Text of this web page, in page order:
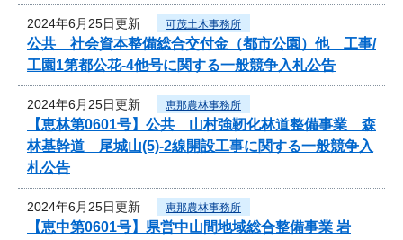
2024年6月25日更新 可茂土木事務所
公共 社会資本整備総合交付金（都市公園）他 工事/
工園1第都公花-4他号に関する一般競争入札公告
2024年6月25日更新 恵那農林事務所
【恵林第0601号】公共 山村強靭化林道整備事業 森
林基幹道 尾城山(5)-2線開設工事に関する一般競争入
札公告
2024年6月25日更新 恵那農林事務所
【恵中第0601号】県営中山間地域総合整備事業 岩